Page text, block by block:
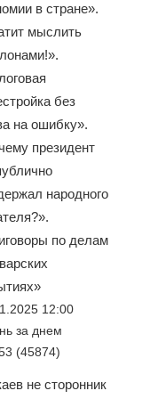
в стране».
мыслить
без
на ошибку».
президент
народного
по делам
12:00
за днем
(45874)
не сторонник